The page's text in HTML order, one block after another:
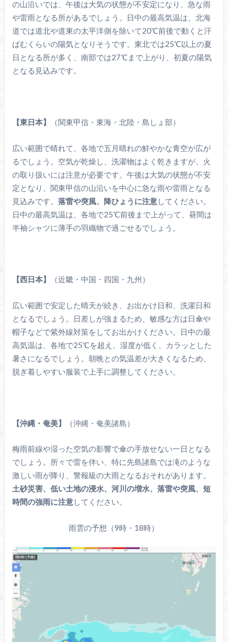
の山沿いでは、午後は大気の状態が不安定になり、急な雨
や雷雨となる所があるでしょう。日中の最高気温は、北海
道では道北や道東の太平洋側を除いて20℃前後で動くと汗
ばむくらいの陽気となりそうです。東北では25℃以上の夏
日となる所が多く、南部では27℃まで上がり、初夏の陽気
となる見込みです。
【東日本】 （関東甲信・東海・北陸・島しょ部）
広い範囲で晴れて、各地で五月晴れの鮮やかな青空が広が
るでしょう。空気が乾燥し、洗濯物はよく乾きますが、火
の取り扱いには注意が必要です。午後は大気の状態が不安
定となり、関東甲信の山沿いを中心に急な雨や雷雨となる
見込みです。 落雷や突風、降ひょうに注意してください。
日中の最高気温は、各地で25℃前後まで上がって、昼間は
半袖シャツに薄手の羽織物で過ごせるでしょう。
【西日本】 （近畿・中国・四国・九州）
広い範囲で安定した晴天が続き、お出かけ日和、洗濯日和
となるでしょう。日差しが強まるため、敏感な方は日傘や
帽子などで紫外線対策をしてお出かけください。日中の最
高気温は、各地で25℃を超え、湿度が低く、カラッとした
暑さになるでしょう。朝晩との気温差が大きくなるため、
脱ぎ着しやすい服装で上手に調整してください。
【沖縄・奄美】 （沖縄・奄美諸島）
梅雨前線や湿った空気の影響で傘の手放せない一日となる
でしょう。所々で雷を伴い、特に先島諸島では滝のような
激しい雨が降り、警報級の大雨となるおそれがあります。
土砂災害、低い土地の浸水、河川の増水、 落雷や突風、短
時間の強雨に注意してください。
雨雲の予想（9時・18時）